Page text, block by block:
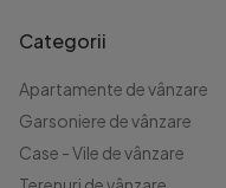
Categorii
Apartamente de vânzare
Garsoniere de vânzare
Case - Vile de vânzare